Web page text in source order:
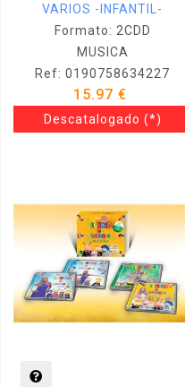
VARIOS -INFANTIL-
Formato: 2CDD
MUSICA
Ref: 0190758634227
15.97 €
Descatalogado (*)